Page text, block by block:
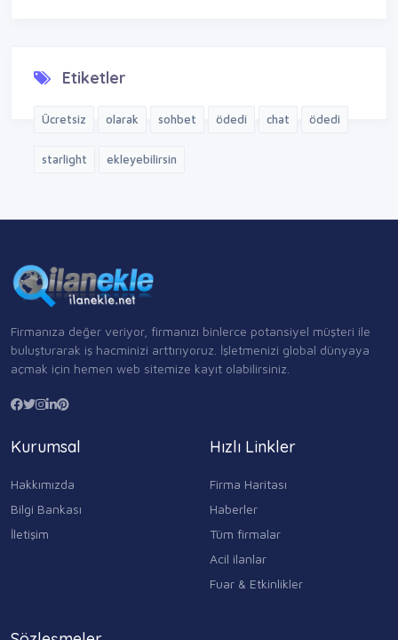
Etiketler
Ücretsiz olarak sohbet ödedi chat ödedi
starlight ekleyebilirsin
Firmanıza değer veriyor, firmanızı binlerce potansiyel müşteri ile
buluşturarak iş hacminizi arttırıyoruz. İşletmenizi global dünyaya
açmak için hemen web sitemize kayıt olabilirsiniz.
Kurumsal
Hakkımızda
Bilgi Bankası
İletişim
Hızlı Linkler
Firma Haritası
Haberler
Tüm firmalar
Acil ilanlar
Fuar & Etkinlikler